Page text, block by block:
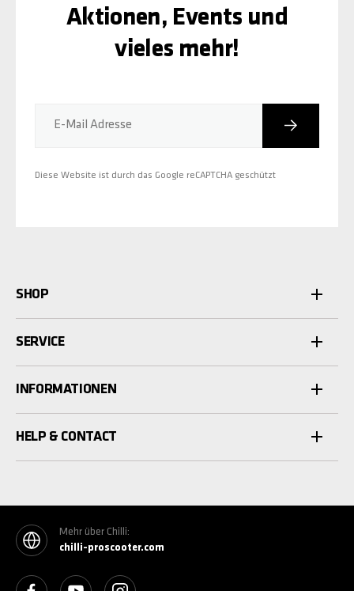
E-Mail Adresse
Diese Website ist durch das Google reCAPTCHA geschützt
Aktionen, Events und
vieles mehr!
SHOP
SERVICE
INFORMATIONEN
HELP & CONTACT
Mehr über Chilli:
chilli-proscooter.com
See our FacebookSee our YouTube channel
See our Instagram